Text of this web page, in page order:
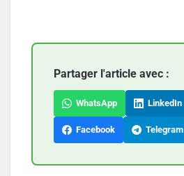
Partager l'article avec :
WhatsApp LinkedIn
Facebook Telegram